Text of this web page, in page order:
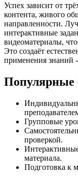
Успех зависит от
контента, живого
направленности.
интерактивные
видеоматериалы,
Это создаёт
применения знаний -
Популярные
Групповые
проверкой.
материала.
Подготовка к